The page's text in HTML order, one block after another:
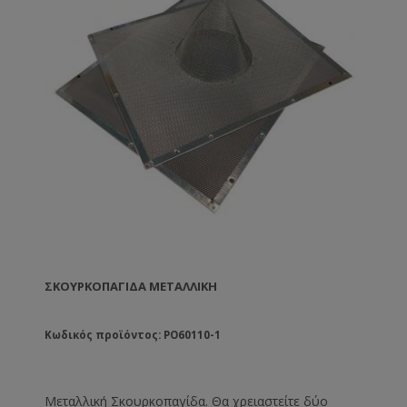
ΣΚΟΥΡΚΟΠΑΓΊΔΑ ΜΕΤΑΛΛΙΚΗ
Κωδικός προϊόντος: PO60110-1
Μεταλλική Σκουρκοπαγίδα. Θα χρειαστείτε δύο